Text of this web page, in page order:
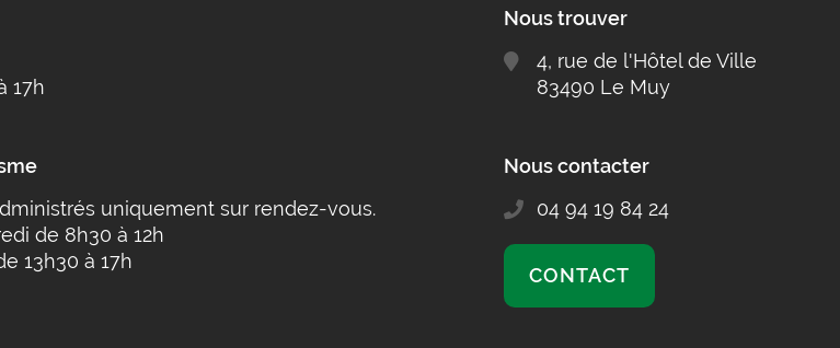
17h
uniquement sur rendez-vous.
de 8h30 à 12h
13h30 à 17h
Nous trouver
4, rue de l'Hôtel de Ville
83490 Le Muy
Nous contacter
04 94 19 84 24
CONTACT